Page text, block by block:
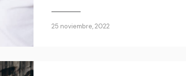
25 noviembre, 2022